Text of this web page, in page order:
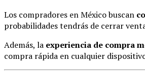
Los compradores en México buscan
probabilidades tendrás de cerrar
Además, la experiencia de compra
compra rápida en cualquier